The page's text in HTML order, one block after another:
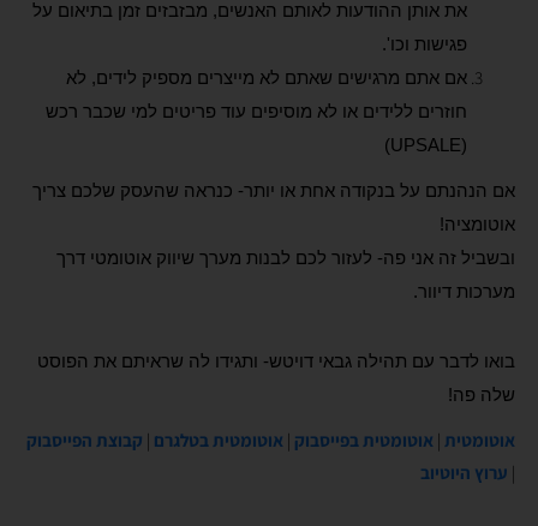
את אותן ההודעות לאותם האנשים, מבזבזים זמן בתיאום על
פגישות וכו'.
אם אתם מרגישים שאתם לא מייצרים מספיק לידים, לא
חוזרים ללידים או לא מוסיפים עוד פריטים למי שכבר רכש
(
UPSALE
)
אם הנהנתם על בנקודה אחת או יותר- כנראה שהעסק שלכם צריך
אוטומציה!
ובשביל זה אני פה- לעזור לכם לבנות מערך שיווק אוטומטי דרך
מערכות דיוור.
בואו לדבר עם תהילה גבאי דויטש- ותגידו לה שראיתם את הפוסט
שלה פה!
אוטומטית | אוטומטית בפייסבוק | אוטומטית בטלגרם | קבוצת הפייסבוק
| ערוץ היוטיוב